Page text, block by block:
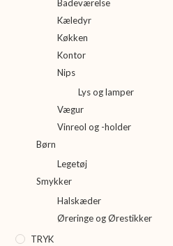
Badeværelse
Kæledyr
Køkken
Kontor
Nips
Lys og lamper
Vægur
Vinreol og -holder
Børn
Legetøj
Smykker
Halskæder
Øreringe og Ørestikker
TRYK